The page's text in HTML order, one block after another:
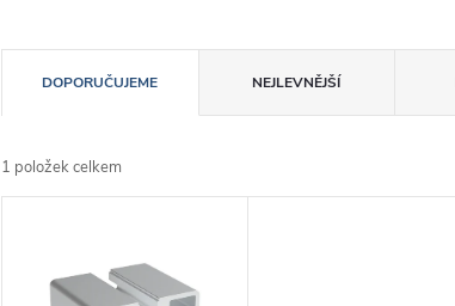
a
z
DOPORUČUJEME NEJLEVNĚJŠÍ
1 položek celkem